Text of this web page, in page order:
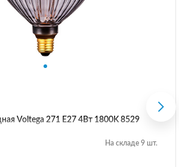
Voltega 271 E27 4Вт 1800K 8529
На складе 9 шт.